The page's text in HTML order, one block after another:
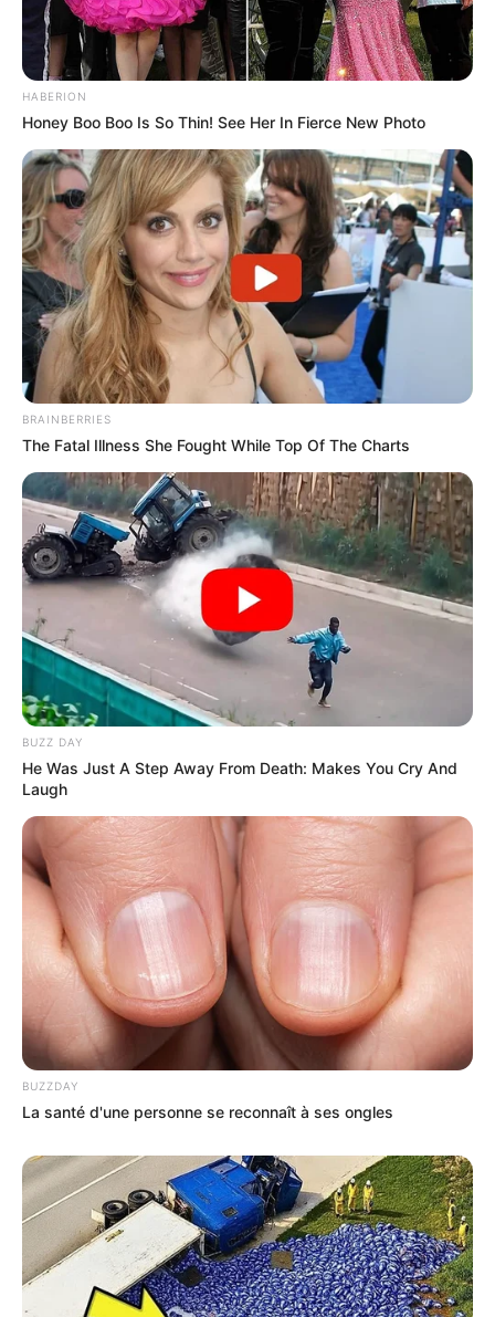
HABERION
Honey Boo Boo Is So Thin! See Her In Fierce New Photo
BRAINBERRIES
The Fatal Illness She Fought While Top Of The Charts
BUZZ DAY
He Was Just A Step Away From Death: Makes You Cry And
Laugh
BUZZDAY
La santé d'une personne se reconnaît à ses ongles